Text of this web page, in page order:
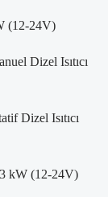
(12-24V)
Dizel Isıtıcı
Dizel Isıtıcı
kW (12-24V)